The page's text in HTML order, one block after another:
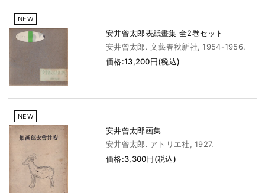
NEW
安井曾太郎表紙畫集 全2巻セット
安井曾太郎. 文藝春秋新社, 1954-1956.
価格:13,200円(税込)
NEW
安井曾太郎画集
安井曾太郎. アトリエ社, 1927.
価格:3,300円(税込)